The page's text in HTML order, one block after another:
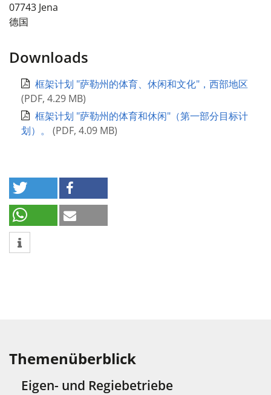
07743 Jena
德国
Downloads
框架计划 "萨勒州的体育、休闲和文化"，西部地区
(PDF, 4.29 MB)
框架计划 "萨勒州的体育和休闲"（第一部分目标计
划）。 (PDF, 4.09 MB)
Themenüberblick
Eigen- und Regiebetriebe